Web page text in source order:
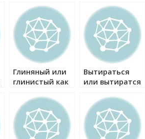
Глиняный или
глинистый как
Вытираться
или вытиратся